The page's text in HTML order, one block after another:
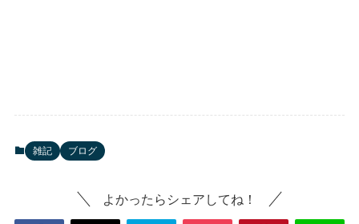
雑記 ブログ
よかったらシェアしてね！